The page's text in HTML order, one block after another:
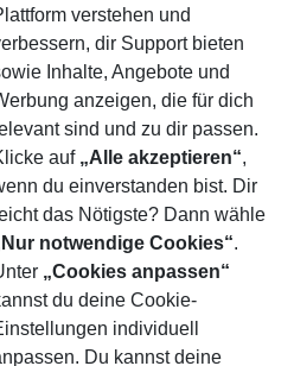
Hotel befindet sich ca. 100 m vom
Die Stadt Manavgat ist ca.
Verleih auch ein Taxistand
(GZP) liegt in etwa 75 km
Die Zimmer sind ausgestattet mit
und Flatscreen-Sat-TV sowie
werden 3x pro Woche
verstehen und
dir Support bieten
Inhalte, Angebote und
anzeigen, die für dich
sind und zu dir passen.
auf „Alle akzeptieren“,
du einverstanden bist. Dir
das Nötigste? Dann wähle
notwendige Cookies“.
„Cookies anpassen“
du deine Cookie-
individuell
Du kannst deine